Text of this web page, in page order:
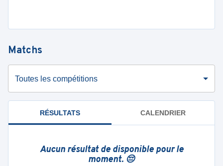
Matchs
Toutes les compétitions
RÉSULTATS CALENDRIER
Aucun résultat de disponible pour le
moment. 😔